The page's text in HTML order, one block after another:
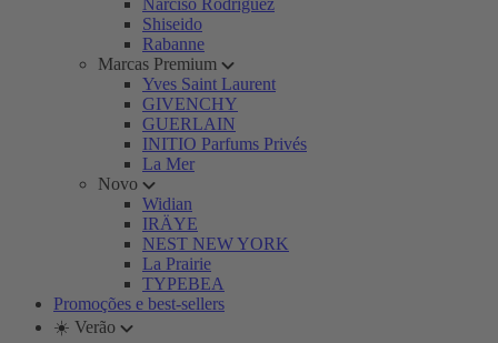
Narciso Rodriguez
Shiseido
Rabanne
Marcas Premium
Yves Saint Laurent
GIVENCHY
GUERLAIN
INITIO Parfums Privés
La Mer
Novo
Widian
IRÄYE
NEST NEW YORK
La Prairie
TYPEBEA
Promoções e best-sellers
☀️ Verão